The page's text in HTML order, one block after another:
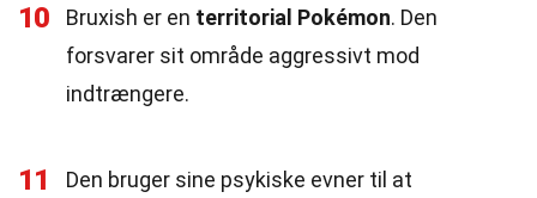
10 Bruxish er en territorial Pokémon. Den
forsvarer sit område aggressivt mod
indtrængere.
11
Den bruger sine psykiske evner til at